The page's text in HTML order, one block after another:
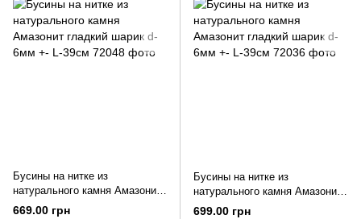
Бусины на нитке из
натурального камня Амазонит
гладкий шарик d-6мм +- L-39см
669.00 грн
Бусины на нитке из
натурального камня Амазонит
гладкий шарик d-6мм +- L-39см
699.00 грн